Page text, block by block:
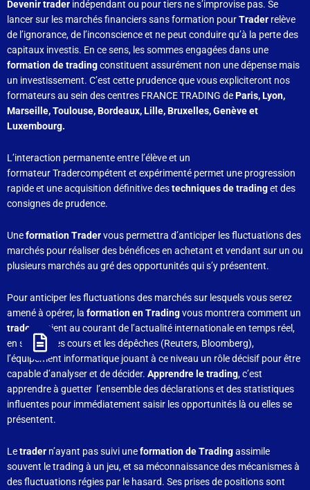
Devenir trader indépendant ou pour tiers ne s’improvise pas. Se
lancer sur les marchés financiers sans formation pourTrader relève
de l’ignorance, de l’inconscience et ne peut conduire qu’à la perte des
capitaux investis. En ce sens, les sommes engagées dans une
formation de tradingconstituent assurément non une dépense mais
un investissement. C’est cette prudence que vous expliciteront nos
formateurs au sein des centres FRANCE TRADING deParis, Lyon,
Marseille, Toulouse, Bordeaux, Lille, Bruxelles, Genève et
Luxembourg.
L’interaction permanente entre l’élève et un
formateur Tradercompétent et expérimenté permet une progression
rapide et une acquisition définitive destechniques de tradinget des
consignes de prudence.
Uneformation Tradervous permettra d’anticiper les fluctuations des
marchés pour réaliser des bénéfices en achetant et vendant sur un ou
plusieurs marchés au gré des opportunités qui s’y présentent.
Pour anticiper les fluctuations des marchés sur lesquels vous serez
amené à opérer, la formation en Tradingvous montrera comment un
trader
se tient au courant de l’actualité internationale en temps réel,
en suivant les cours et les dépêches (Reuters, Bloomberg),
l’équipement informatique jouant à ce niveau un rôle décisif pour être
capable d’analyser et de décider. Apprendre le trading, c’est
apprendre à guetter l’ensemble des déclarations et des statistiques
influentes pour immédiatement saisir les opportunités là ou elles se
présentent.
Letrader n’ayant pas suivi uneformation de Tradingassimile
souvent le trading à un jeu, et sa méconnaissance des mécanismes à
des fluctuations régies par le hasard. Ses prises de positions sont